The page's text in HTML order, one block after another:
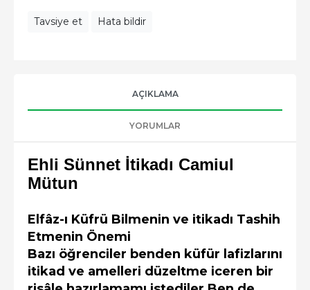
Tavsiye et Hata bildir
AÇIKLAMA
YORUMLAR
Ehli Sünnet İtikadı Camiul
Mütun
Elfâz-ı Küfrü Bilmenin ve itikadı Tashih
Etmenin Önemi
Bazı öğrenciler benden küfür lafizlarını
itikad ve amelleri düzeltme iceren bir